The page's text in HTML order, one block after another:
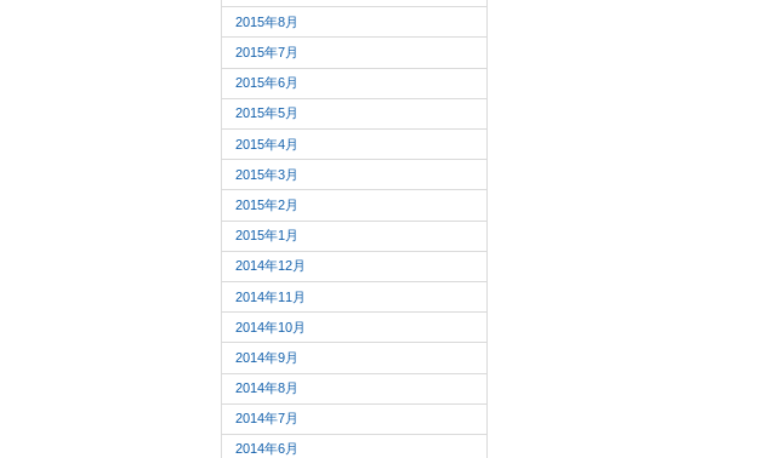
2015年8月
2015年7月
2015年6月
2015年5月
2015年4月
2015年3月
2015年2月
2015年1月
2014年12月
2014年11月
2014年10月
2014年9月
2014年8月
2014年7月
2014年6月